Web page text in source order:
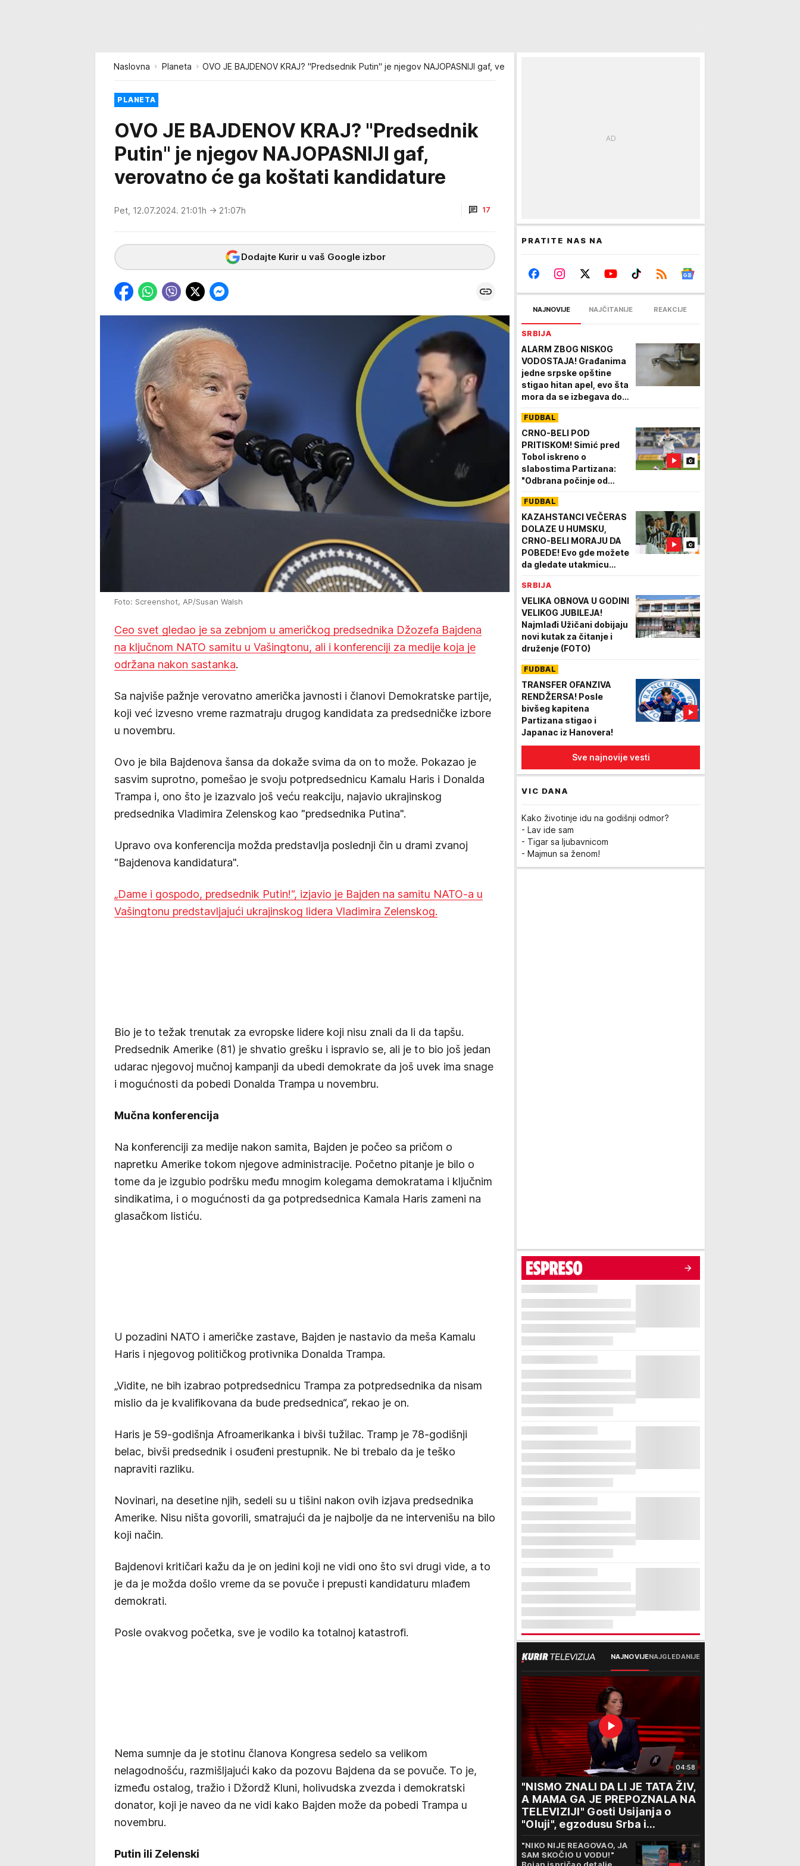
Naslovna Planeta OVO JE BAJDENOV KRAJ? "Predsednik Putin" je njegov NAJOPASNIJI gaf, verovatno će ga koštati kandidature
PLANETA
OVO JE BAJDENOV KRAJ? "Predsednik
Putin" je njegov NAJOPASNIJI gaf,
verovatno će ga koštati kandidature
Pet, 12.07.2024. 21:01h → 21:07h 17
Dodajte Kurir u vaš Google izbor
Foto: Screenshot, AP/Susan Walsh
Ceo svet gledao je sa zebnjom u američkog predsednika Džozefa Bajdena
na ključnom NATO samitu u Vašingtonu, ali i konferenciji za medije koja je
održana nakon sastanka.
Sa najviše pažnje verovatno američka javnosti i članovi Demokratske partije,
koji već izvesno vreme razmatraju drugog kandidata za predsedničke izbore
u novembru.
Ovo je bila Bajdenova šansa da dokaže svima da on to može. Pokazao je
sasvim suprotno, pomešao je svoju potpredsednicu Kamalu Haris i Donalda
Trampa i, ono što je izazvalo još veću reakciju, najavio ukrajinskog
predsednika Vladimira Zelenskog kao "predsednika Putina".
Upravo ova konferencija možda predstavlja poslednji čin u drami zvanoj
"Bajdenova kandidatura".
„Dame i gospodo, predsednik Putin!“, izjavio je Bajden na samitu NATO-a u
Vašingtonu predstavljajući ukrajinskog lidera Vladimira Zelenskog.
Bio je to težak trenutak za evropske lidere koji nisu znali da li da tapšu.
Predsednik Amerike (81) je shvatio grešku i ispravio se, ali je to bio još jedan
udarac njegovoj mučnoj kampanji da ubedi demokrate da još uvek ima snage
i mogućnosti da pobedi Donalda Trampa u novembru.
Mučna konferencija
Na konferenciji za medije nakon samita, Bajden je počeo sa pričom o
napretku Amerike tokom njegove administracije. Početno pitanje je bilo o
tome da je izgubio podršku među mnogim kolegama demokratama i ključnim
sindikatima, i o mogućnosti da ga potpredsednica Kamala Haris zameni na
glasačkom listiću.
U pozadini NATO i američke zastave, Bajden je nastavio da meša Kamalu
Haris i njegovog političkog protivnika Donalda Trampa.
„Vidite, ne bih izabrao potpredsednicu Trampa za potpredsednika da nisam
mislio da je kvalifikovana da bude predsednica“, rekao je on.
Haris je 59-godišnja Afroamerikanka i bivši tužilac. Tramp je 78-godišnji
belac, bivši predsednik i osuđeni prestupnik. Ne bi trebalo da je teško
napraviti razliku.
Novinari, na desetine njih, sedeli su u tišini nakon ovih izjava predsednika
Amerike. Nisu ništa govorili, smatrajući da je najbolje da ne intervenišu na bilo
koji način.
Bajdenovi kritičari kažu da je on jedini koji ne vidi ono što svi drugi vide, a to
je da je možda došlo vreme da se povuče i prepusti kandidaturu mlađem
demokrati.
Posle ovakvog početka, sve je vodilo ka totalnoj katastrofi.
Nema sumnje da je stotinu članova Kongresa sedelo sa velikom
nelagodnošću, razmišljajući kako da pozovu Bajdena da se povuče. To je,
između ostalog, tražio i Džordž Kluni, holivudska zvezda i demokratski
donator, koji je naveo da ne vidi kako Bajden može da pobedi Trampa u
novembru.
Putin ili Zelenski
PRATITE NAS NA
NAJNOVIJE NAJČITANIJE REAKCIJE
SRBIJA
ALARM ZBOG NISKOG
VODOSTAJA! Građanima
jedne srpske opštine
stigao hitan apel, evo šta
mora da se izbegava dok
FUDBAL
CRNO-BELI POD
PRITISKOM! Simić pred
Tobol iskreno o
slabostima Partizana:
"Odbrana počinje od
FUDBAL
KAZAHSTANCI VEČERAS
DOLAZE U HUMSKU,
CRNO-BELI MORAJU DA
POBEDE! Evo gde možete
da gledate utakmicu
SRBIJA
VELIKA OBNOVA U GODINI
VELIKOG JUBILEJA!
Najmlađi Užičani dobijaju
novi kutak za čitanje i
druženje (FOTO)
FUDBAL
TRANSFER OFANZIVA
RENDŽERSA! Posle
bivšeg kapitena
Partizana stigao i
Japanac iz Hanovera!
Sve najnovije vesti
VIC DANA
Kako životinje idu na godišnji odmor?
- Lav ide sam
- Tigar sa ljubavnicom
- Majmun sa ženom!
NAJNOVIJENAJGLEDANIJE
04:58
"NISMO ZNALI DA LI JE TATA ŽIV,
A MAMA GA JE PREPOZNALA NA
TELEVIZIJI" Gosti Usijanja o
"Oluji", egzodusu Srba i
stravičnim svedočenjima
"NIKO NIJE REAGOVAO, JA
SAM SKOČIO U VODU!"
Bojan ispričao detalje